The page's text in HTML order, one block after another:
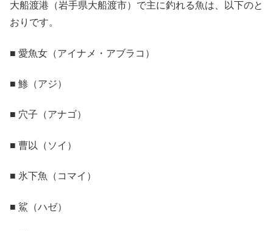
大船渡港（岩手県大船渡市）で主に釣れる魚は、以下のと
おりです。
■ 愛魚女（アイナメ・アブラコ）
■ 鯵（アジ）
■ 穴子（アナゴ）
■ 曹以（ソイ）
■ 氷下魚（コマイ）
■ 鯊（ハゼ）